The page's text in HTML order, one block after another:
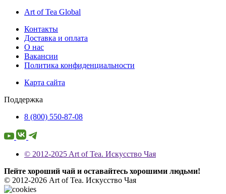
Art of Tea Global
Контакты
Доставка и оплата
О нас
Вакансии
Политика конфиденциальности
Карта сайта
Поддержка
8 (800) 550-87-08
© 2012-2025 Art of Tea. Искусство Чая
Пейте хороший чай и оставайтесь хорошими людьми!
© 2012-2026 Art of Tea. Искусство Чая